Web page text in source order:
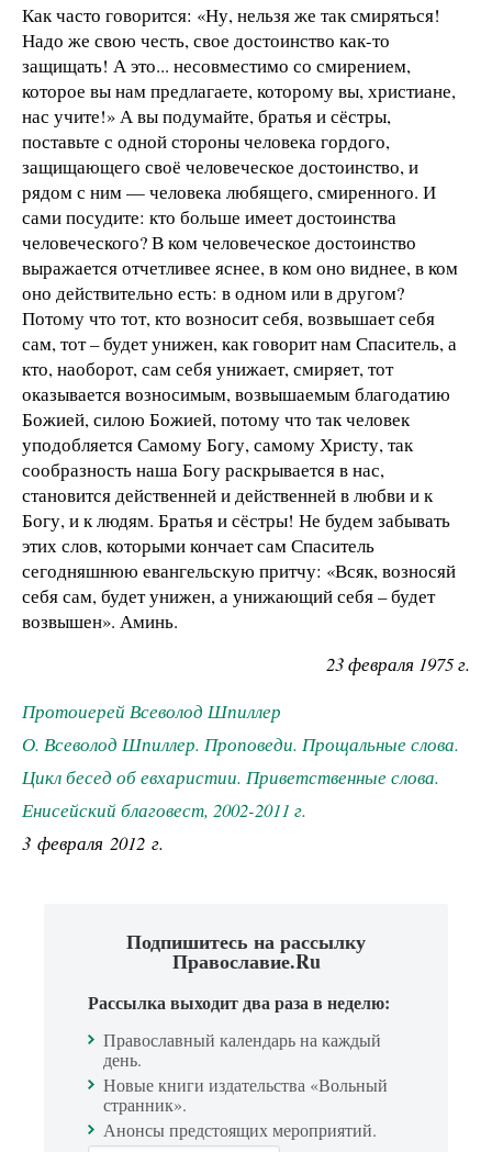
Как часто говорится: «Ну, нельзя же так смиряться!
Надо же свою честь, свое достоинство как-то
защищать! А это... несовместимо со смирением,
которое вы нам предлагаете, которому вы, христиане,
нас учите!» А вы подумайте, братья и сёстры,
поставьте с одной стороны человека гордого,
защищающего своё человеческое достоинство, и
рядом с ним — человека любящего, смиренного. И
сами посудите: кто больше имеет достоинства
человеческого? В ком человеческое достоинство
выражается отчетливее яснее, в ком оно виднее, в ком
оно действительно есть: в одном или в другом?
Потому что тот, кто возносит себя, возвышает себя
сам, тот–будет унижен, как говорит нам Спаситель, а
кто, наоборот, сам себя унижает, смиряет, тот
оказывается возносимым, возвышаемым благодатию
Божией, силою Божией, потому что так человек
уподобляется Самому Богу, самому Христу, так
сообразность наша Богу раскрывается в нас,
становится действенней и действенней в любви и к
Богу, и к людям. Братья и сёстры! Не будем забывать
этих слов, которыми кончает сам Спаситель
сегодняшнюю евангельскую притчу: «Всяк, возносяй
себя сам, будет унижен, а унижающий себя–будет
возвышен». Аминь.
23 февраля 1975 г.
Протоиерей Всеволод Шпиллер
О. Всеволод Шпиллер. Проповеди. Прощальные слова.
Цикл бесед об евхаристии. Приветственные слова.
Енисейский благовест, 2002-2011 г.
3 февраля 2012 г.
Подпишитесь на рассылку
Православие.Ru
Рассылка выходит два раза в неделю:
Православный календарь на каждый
день.
Новые книги издательства «Вольный
странник».
Анонсы предстоящих мероприятий.